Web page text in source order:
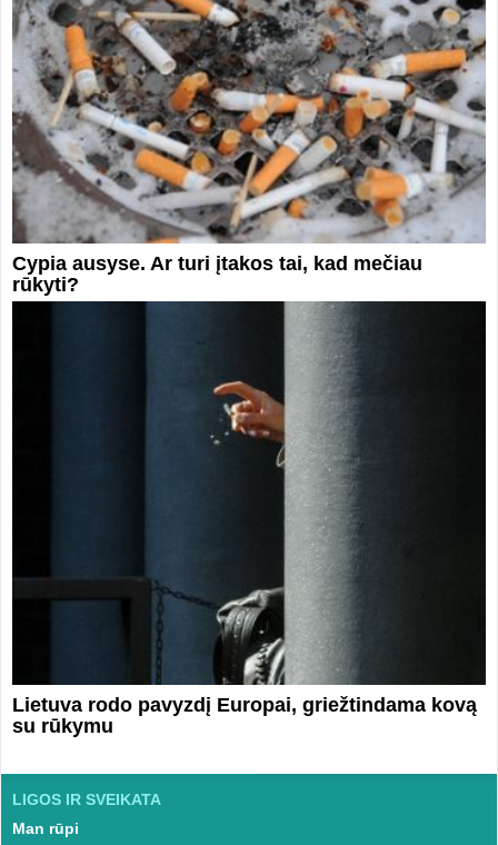
Cypia ausyse. Ar turi įtakos tai, kad mečiau
rūkyti?
Lietuva rodo pavyzdį Europai, griežtindama kovą
su rūkymu
LIGOS IR SVEIKATA
Man rūpi